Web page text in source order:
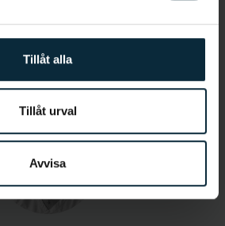
Tillåt alla
Tillåt urval
Avvisa
Jetmir Kaza
Tandsköterska